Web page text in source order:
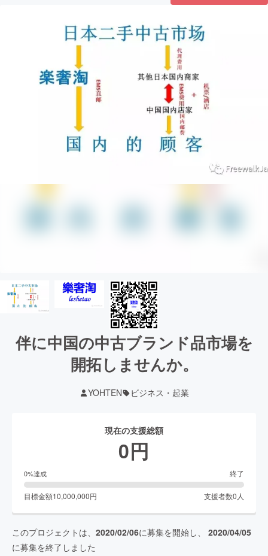
伴に中国の中古ブランド品市場を
開拓しませんか。
YOHTEN ビジネス・起業
現在の支援総額
0円
0%達成 終了
目標金額10,000,000円 支援者数0 人
このプロジェクトは、 2020/02/06に募集を開始し、 2020/04/05
に募集を終了しました